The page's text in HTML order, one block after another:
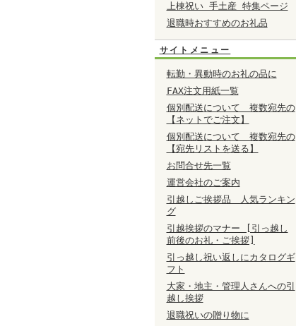
上棟祝い 手土産 特集ページ
退職時おすすめのお礼品
サイトメニュー
転勤・異動時のお礼の品に
FAX注文用紙一覧
個別配送について 複数宛先の
【ネットでご注文】
個別配送について 複数宛先の
【宛先リストを送る】
お問合せ先一覧
運営会社のご案内
引越しご挨拶品 人気ランキン
グ
引越挨拶のマナー [引っ越し
前後のお礼・ご挨拶]
引っ越し祝い返しにカタログギ
フト
大家・地主・管理人さんへの引
越し挨拶
退職祝いの贈り物に